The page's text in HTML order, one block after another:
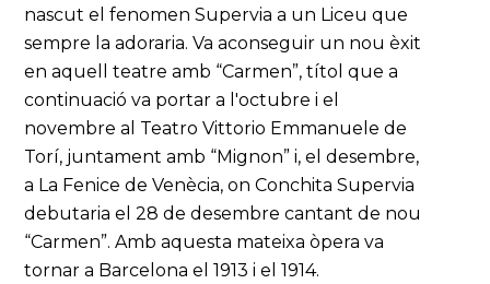
nascut el fenomen Supervia a un Liceu que
sempre la adoraria. Va aconseguir un nou èxit
en aquell teatre amb “Carmen”, títol que a
continuació va portar a l'octubre i el
novembre al Teatro Vittorio Emmanuele de
Torí, juntament amb “Mignon” i, el desembre,
a La Fenice de Venècia, on Conchita Supervia
debutaria el 28 de desembre cantant de nou
“Carmen”. Amb aquesta mateixa òpera va
tornar a Barcelona el 1913 i el 1914.